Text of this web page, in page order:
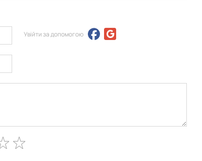
Увійти за допомогою